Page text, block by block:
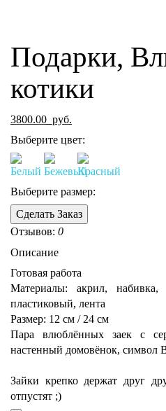
Подарки,
котики
3800.00 руб.
Выберите цвет:
Выберите размер:
Сделать Заказ
Отзывов: 0
Описание
Готовая работа
Материалы: акрил, набивка,
пластиковый, лента
Размер: 12 см / 24 см
Пара влюблённых заек с
настенный домовёнок,
Зайки крепко держат друг
отпустят ;)